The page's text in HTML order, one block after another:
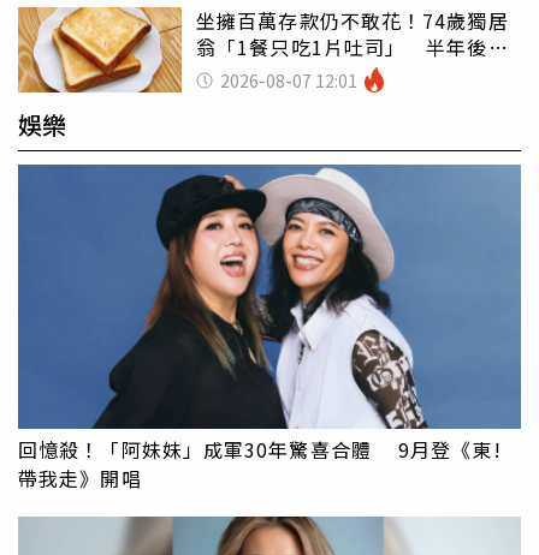
坐擁百萬存款仍不敢花！74歲獨居
翁「1餐只吃1片吐司」 半年後暴
瘦嚇壞女兒
2026-08-07 12:01
娛樂
回憶殺！「阿妹妹」成軍30年驚喜合體 9月登《東!
帶我走》開唱